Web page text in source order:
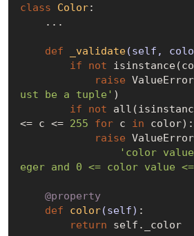
class
Color:
def _validate(self,
if
not
raise
ust be a tuple' )
if
not
<= c <= 255 for c in color):
raise
'color
eger and 0 <= color value
    @property
def
color(self) :
return self._color